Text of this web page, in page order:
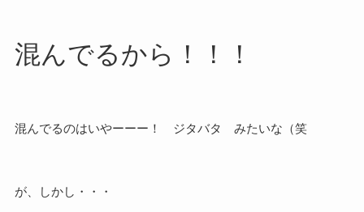
混んでるから！！！
混んでるのはいやーーー！ ジタバタ みたいな（笑
が、しかし・・・